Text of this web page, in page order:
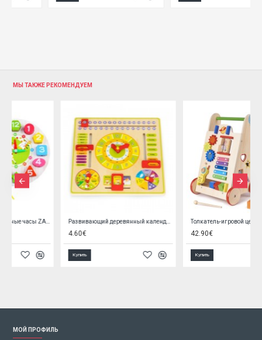
МЫ ТАКЖЕ РЕКОМЕНДУЕМ
Развивающий деревянный календарь 00630
Купить
Толкатель-игровой центр деревянный (6495)
Купить
МОЙ ПРОФИЛЬ